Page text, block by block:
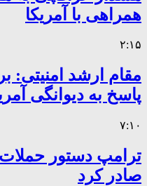
همراهی با آمریکا
۲:۱۵
مقام ارشد امنیتی:
پاسخ به دیوانگی
۷:۱۰
ترامپ دستور حملات
صادر کرد